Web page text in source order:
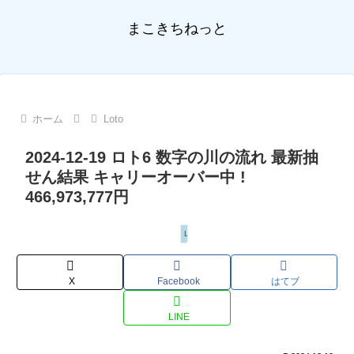
まこきちねっと
ホーム Loto
2024-12-19 ロト6 数字の川の流れ 最新抽
せん結果 キャリーオーバー中 !
466,973,777円
Loto
X Facebook はてブ
LINE